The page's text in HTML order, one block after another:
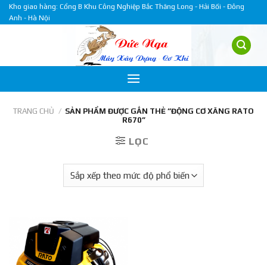
Skip
to
Kho giao hàng: Cổng B Khu Công Nghiệp Bắc Thăng Long - Hải Bối - Đông
Anh - Hà Nội
TRANG CHỦ / SẢN PHẨM ĐƯỢC GẮN THẺ “ĐỘNG CƠ XĂNG RATO
R670”
LỌC